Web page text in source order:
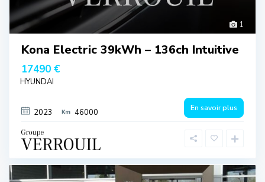
1
Kona Electric 39kWh – 136ch Intuitive
17490 €
HYUNDAI
2023 46000 En savoir plus